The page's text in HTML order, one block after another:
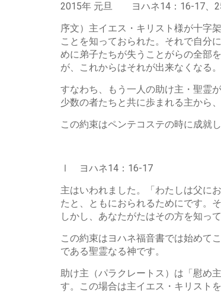
2015年 元旦 ヨハネ14：16-17、
序文）主イエス・キリスト様が十字
ことを知っておられた。それで自分
めに弟子たちが失うことがらの全部
が、これからはそれが出来なくなる
すなわち、もう一人の助け主・聖霊
少数の者たちと共に歩まれる主から
この約束はペンテコステの時に成就し
Ⅰ ヨハネ14：16-17
主はいわれました。「わたしは父に
たと、ともにおられるためにです。
しかし、あなたがたはその方を知っ
この約束はヨハネ福音書では始めて
である聖霊なる神です。
助け主（パラクレートス）は「慰め
す。この場合は主イエス・キリスト